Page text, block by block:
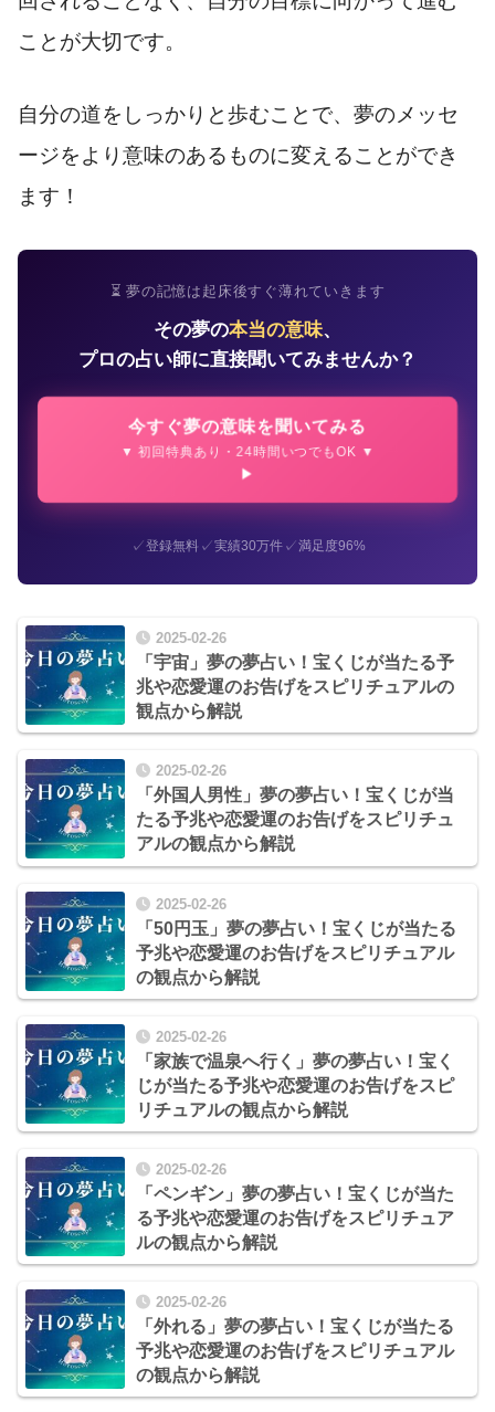
ことが大切です。
自分の道をしっかりと歩むことで、夢のメッセ
ージをより意味のあるものに変えることができ
ます！
⏳ 夢の記憶は起床後すぐ薄れていきます
その夢の本当の意味、
プロの占い師に直接聞いてみませんか？
今すぐ夢の意味を聞いてみる
▼ 初回特典あり・24時間いつでもOK ▼
✓登録無料✓実績30万件✓満足度96%
2025-02-26
「宇宙」夢の夢占い！宝くじが当たる予
兆や恋愛運のお告げをスピリチュアルの
観点から解説
2025-02-26
「外国人男性」夢の夢占い！宝くじが当
たる予兆や恋愛運のお告げをスピリチュ
アルの観点から解説
2025-02-26
「50円玉」夢の夢占い！宝くじが当たる
予兆や恋愛運のお告げをスピリチュアル
の観点から解説
2025-02-26
「家族で温泉へ行く」夢の夢占い！宝く
じが当たる予兆や恋愛運のお告げをスピ
リチュアルの観点から解説
2025-02-26
「ペンギン」夢の夢占い！宝くじが当た
る予兆や恋愛運のお告げをスピリチュア
ルの観点から解説
2025-02-26
「外れる」夢の夢占い！宝くじが当たる
予兆や恋愛運のお告げをスピリチュアル
の観点から解説